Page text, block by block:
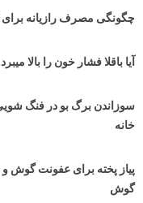
چگونگی مصرف رازیانه برای
آیا باقلا فشار خون را بالا
سوزاندن برگ بو در فنگ
خانه
پیاز پخته برای عفونت گوش
گوش